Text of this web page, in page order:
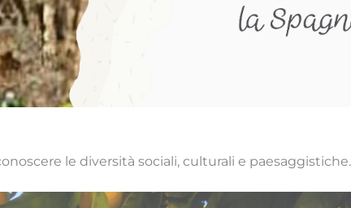
le diversità sociali, culturali e